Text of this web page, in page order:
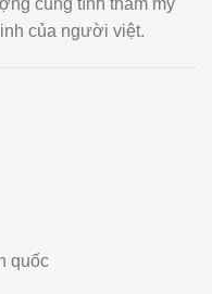
của người việt.
quốc